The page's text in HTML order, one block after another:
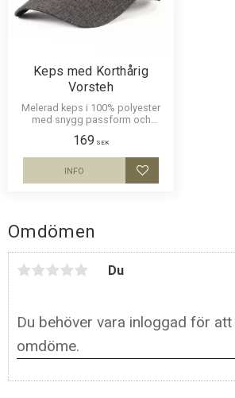
Omdömen
Du
Keps med Korthårig
Vorsteh
Melerad keps i 100% polyester
med snygg passform och
Korthårig Vorsteh
169 SEK
Lägg till i favoriter
INFO